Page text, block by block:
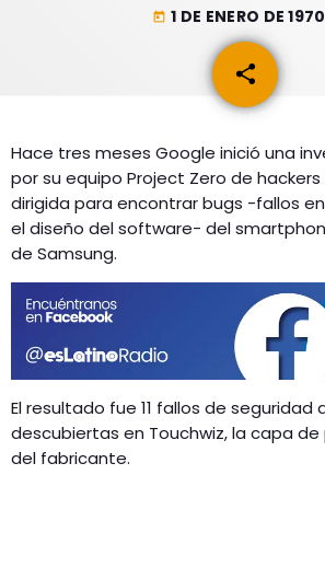
ACTUALIDAD
ESPECTÁCULOS
GEEKERS
ENTRETENIMIENTO
PROGRAMACIÓN
INICIO
RADIO SPLENDID
CONTACTO
today 1 DE ENERO DE 1970
share
email
Hace tres meses Google inició una
por su equipo Project Zero de
dirigida para encontrar bugs -fallos
el diseño del software- del
de Samsung.
El resultado fue 11 fallos de seguridad
descubiertas en Touchwiz, la capa de
del fabricante.